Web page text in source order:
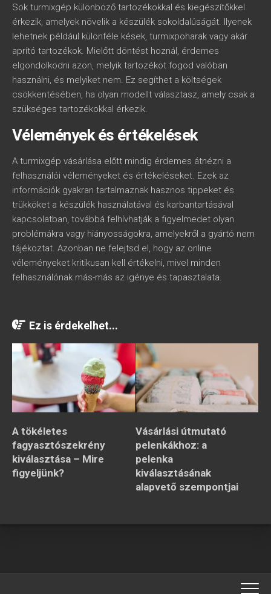
Sok turmixgép különböző tartozékokkal és kiegészítőkkel
érkezik, amelyek növelik a készülék sokoldalúságát. Ilyenek
lehetnek például különféle kések, turmixpoharak vagy akár
aprító tartozékok. Mielőtt döntést hoznál, érdemes
elgondolkodni azon, melyik tartozékot fogod valóban
használni, és melyiket nem. Ez segíthet a költségek
csökkentésében, ha olyan modellt választasz, amely csak a
szükséges tartozékokkal érkezik.
Vélemények és értékelések
A turmixgép vásárlása előtt mindig érdemes átnézni a
felhasználói véleményeket és értékeléseket. Ezek az
információk gyakran tartalmaznak hasznos tippeket és
trükköket a készülék használatával és karbantartásával
kapcsolatban, továbbá felhívhatják a figyelmedet olyan
problémákra vagy hiányosságokra, amelyekről a gyártó nem
tájékoztat. Azonban ne felejtsd el, hogy az online
véleményeket kritikusan kell értékelni, mivel minden
felhasználónak más-más az igénye és tapasztalata.
Ez is érdekelhet...
A tökéletes
fagyasztószekrény
kiválasztása ­– Mire
figyeljünk?
Vásárlási útmutató
pelenkákhoz: a
pelenka
kiválasztásának
alapvető szempontjai